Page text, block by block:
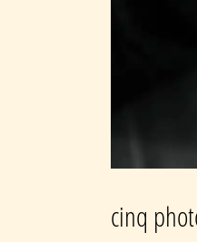
cinq